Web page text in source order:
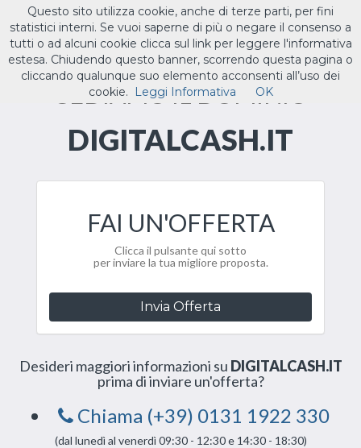
Toggle
ILTUO.IT
CEDIAMO IL DOMINIO
DIGITALCASH.IT
FAI UN'OFFERTA
Clicca il pulsante qui sotto
per inviare la tua migliore proposta.
Invia Offerta
Desideri maggiori informazioni su DIGITALCASH.IT
prima di inviare un'offerta?
Chiama (+39) 0131 1922 330
(dal lunedì al venerdì 09:30 - 12:30 e 14:30 - 18:30)
Questo sito utilizza cookie, anche di terze parti, per fini
statistici interni. Se vuoi saperne di più o negare il consenso a
tutti o ad alcuni cookie clicca sul link per leggere l'informativa
estesa. Chiudendo questo banner, scorrendo questa pagina o
cliccando qualunque suo elemento acconsenti all’uso dei
cookie.
Leggi Informativa OK